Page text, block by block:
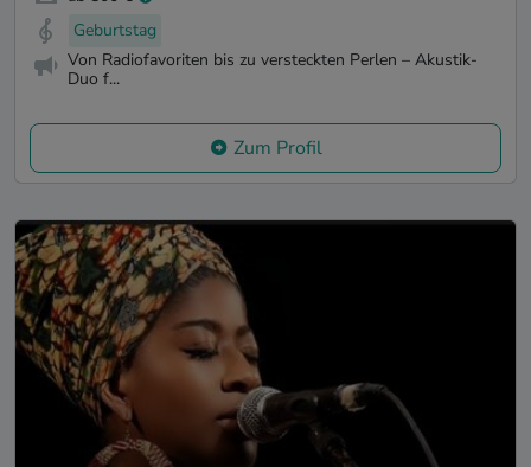
Geburtstag
Von Radiofavoriten bis zu versteckten Perlen – Akustik-
Duo f...
Zum Profil